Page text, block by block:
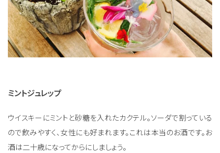
ミントジュレップ
ウイスキーにミントと砂糖を入れたカクテル。ソーダで割っている
ので飲みやすく、女性にも好まれます。これは本当のお酒です。お
酒は二十歳になってからにしましょう。